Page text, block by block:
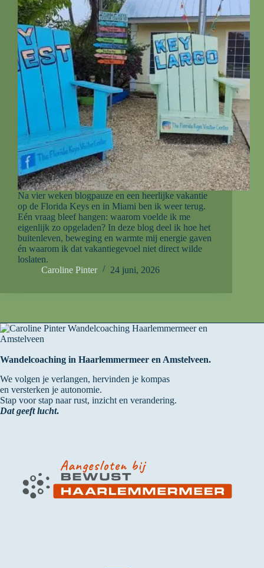
Na vier weken blogpauze en een heerlijke vakantie
op de Florida Keys en in Miami ben ik weer terug.
Eén vraag bleef hangen: waarom voelde ik me
eigenlijk zo opgeladen? In deze blog deel ik hoe het
buitenleven, beweging en warmte mij energie gaven
én waarom ik dat vakantiegevoel niet direct wilde
loslaten.
Caroline Pinter
24 juni, 2026
Wandelcoaching in Haarlemmermeer en Amstelveen.
We volgen je verlangen, hervinden je kompas
en versterken je autonomie.
Stap voor stap naar rust, inzicht en verandering.
Dat geeft lucht.